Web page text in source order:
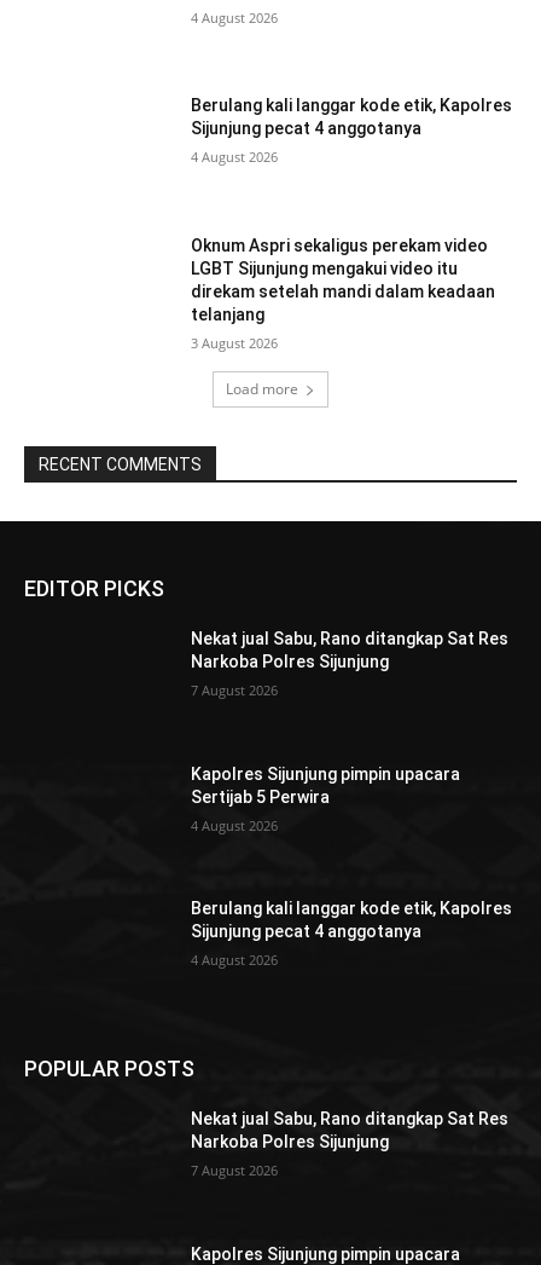
4 August 2026
Berulang kali langgar kode etik, Kapolres
Sijunjung pecat 4 anggotanya
4 August 2026
Oknum Aspri sekaligus perekam video
LGBT Sijunjung mengakui video itu
direkam setelah mandi dalam keadaan
telanjang
3 August 2026
Load more
RECENT COMMENTS
EDITOR PICKS
Nekat jual Sabu, Rano ditangkap Sat Res
Narkoba Polres Sijunjung
7 August 2026
Kapolres Sijunjung pimpin upacara
Sertijab 5 Perwira
4 August 2026
Berulang kali langgar kode etik, Kapolres
Sijunjung pecat 4 anggotanya
4 August 2026
POPULAR POSTS
Nekat jual Sabu, Rano ditangkap Sat Res
Narkoba Polres Sijunjung
7 August 2026
Kapolres Sijunjung pimpin upacara